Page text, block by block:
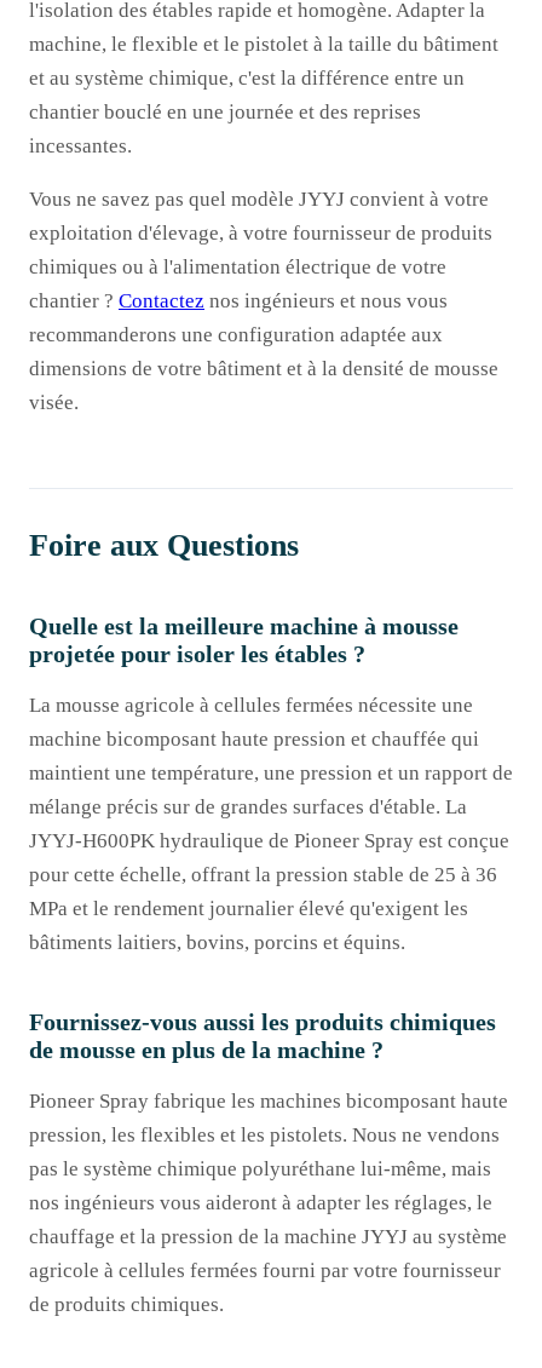
l'isolation des étables rapide et homogène. Adapter la
machine, le flexible et le pistolet à la taille du bâtiment
et au système chimique, c'est la différence entre un
chantier bouclé en une journée et des reprises
incessantes.
Vous ne savez pas quel modèle JYYJ convient à votre
exploitation d'élevage, à votre fournisseur de produits
chimiques ou à l'alimentation électrique de votre
chantier ? Contactez nos ingénieurs et nous vous
recommanderons une configuration adaptée aux
dimensions de votre bâtiment et à la densité de mousse
visée.
Foire aux Questions
Quelle est la meilleure machine à mousse
projetée pour isoler les étables ?
La mousse agricole à cellules fermées nécessite une
machine bicomposant haute pression et chauffée qui
maintient une température, une pression et un rapport de
mélange précis sur de grandes surfaces d'étable. La
JYYJ-H600PK hydraulique de Pioneer Spray est conçue
pour cette échelle, offrant la pression stable de 25 à 36
MPa et le rendement journalier élevé qu'exigent les
bâtiments laitiers, bovins, porcins et équins.
Fournissez-vous aussi les produits chimiques
de mousse en plus de la machine ?
Pioneer Spray fabrique les machines bicomposant haute
pression, les flexibles et les pistolets. Nous ne vendons
pas le système chimique polyuréthane lui-même, mais
nos ingénieurs vous aideront à adapter les réglages, le
chauffage et la pression de la machine JYYJ au système
agricole à cellules fermées fourni par votre fournisseur
de produits chimiques.